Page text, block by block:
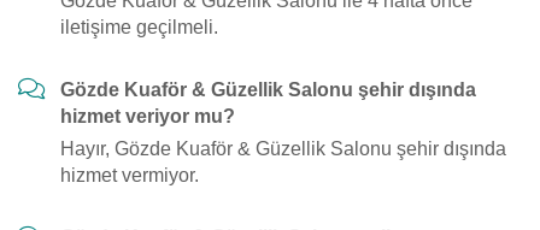
iletişime geçilmeli.
Gözde Kuaför & Güzellik Salonu şehir dışında
hizmet veriyor mu?
Hayır, Gözde Kuaför & Güzellik Salonu şehir dışında
hizmet vermiyor.